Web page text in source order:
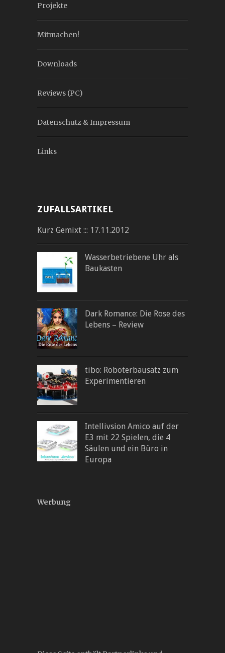
Projekte
Mitmachen!
Downloads
Reviews (PC)
Datenschutz & Impressum
Links
ZUFALLSARTIKEL
Kurz Gemixt ::: 17.11.2012
Wasserbetriebene Uhr als
Baukasten
Dark Romance: Die Rose des
Lebens – Review
tibo: Roboterbausatz zum
Experimentieren
Intellivsion Amico auf der
E3 mit 22 Spielen, die 4
Säulen und ein Büro in
Europa
Werbung